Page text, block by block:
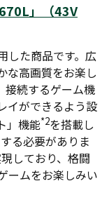
」（43V
した商品です。広
な高画質をお楽し
接続するゲーム機
イができるよう設
」機能*2を搭載し
る必要がありま
しており、格闘
ームをお楽しみい